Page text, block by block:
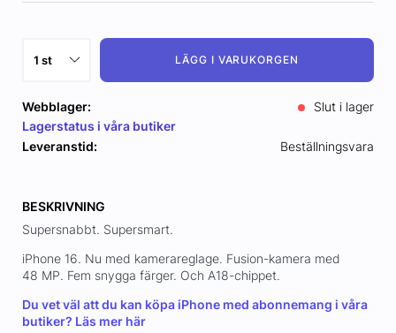
LÄGG I VARUKORGEN
Webblager:
Slut i lager
Lagerstatus i våra butiker
Leveranstid:
Beställningsvara
BESKRIVNING
Supersnabbt. Supersmart.
iPhone 16. Nu med kamerareglage. Fusion-kamera med
48 MP. Fem snygga färger. Och A18-chippet.
Du vet väl att du kan köpa iPhone med abonnemang i våra
butiker? Läs mer här